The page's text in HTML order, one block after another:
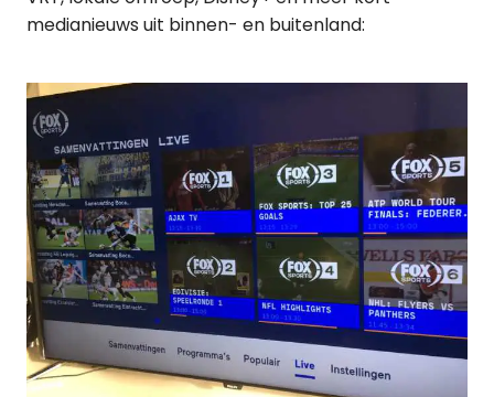
medianieuws uit binnen- en buitenland: